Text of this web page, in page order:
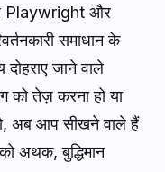
Playwright और
समाधान के
जाने वाले
को तेज़ करना हो या
अब आप सीखने वाले हैं
अथक, बुद्धिमान